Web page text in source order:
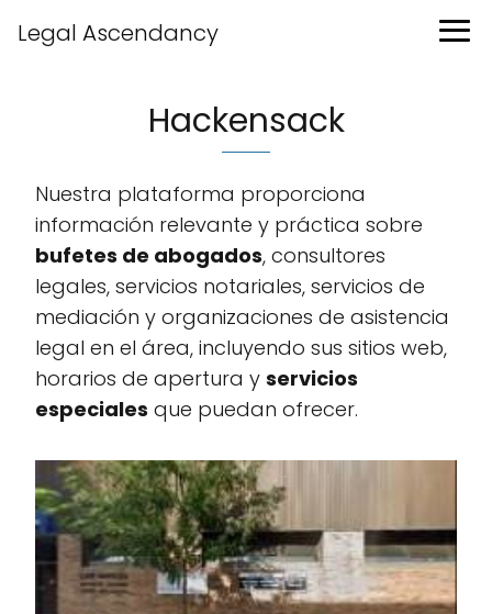
Legal Ascendancy
Hackensack
Nuestra plataforma proporciona
información relevante y práctica sobre
bufetes de abogados, consultores
legales, servicios notariales, servicios de
mediación y organizaciones de asistencia
legal en el área, incluyendo sus sitios web,
horarios de apertura y servicios
especiales que puedan ofrecer.